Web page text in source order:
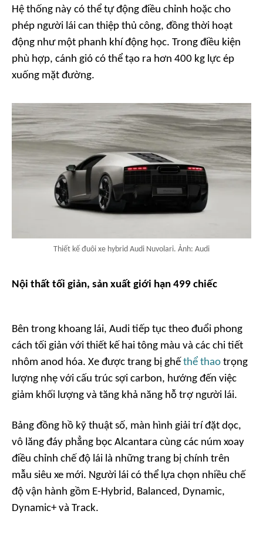
Hệ thống này có thể tự động điều chỉnh hoặc cho
phép người lái can thiệp thủ công, đồng thời hoạt
động như một phanh khí động học. Trong điều kiện
phù hợp, cánh gió có thể tạo ra hơn 400 kg lực ép
xuống mặt đường.
Thiết kế đuôi xe hybrid Audi Nuvolari. Ảnh: Audi
Nội thất tối giản, sản xuất giới hạn 499 chiếc
Bên trong khoang lái, Audi tiếp tục theo đuổi phong
cách tối giản với thiết kế hai tông màu và các chi tiết
nhôm anod hóa. Xe được trang bị ghế thể thao trọng
lượng nhẹ với cấu trúc sợi carbon, hướng đến việc
giảm khối lượng và tăng khả năng hỗ trợ người lái.
Bảng đồng hồ kỹ thuật số, màn hình giải trí đặt dọc,
vô lăng đáy phẳng bọc Alcantara cùng các núm xoay
điều chỉnh chế độ lái là những trang bị chính trên
mẫu siêu xe mới. Người lái có thể lựa chọn nhiều chế
độ vận hành gồm E-Hybrid, Balanced, Dynamic,
Dynamic+ và Track.